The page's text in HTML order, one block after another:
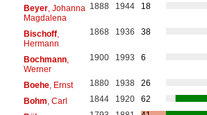
Beyer, Johanna
Magdalena
1888 1944 18
Bischoff,
Hermann
1868 1936 38
Bochmann,
Werner
1900 1993 6
Boehe, Ernst 1880 1938
26
Bohm , Carl 1844 1920
62